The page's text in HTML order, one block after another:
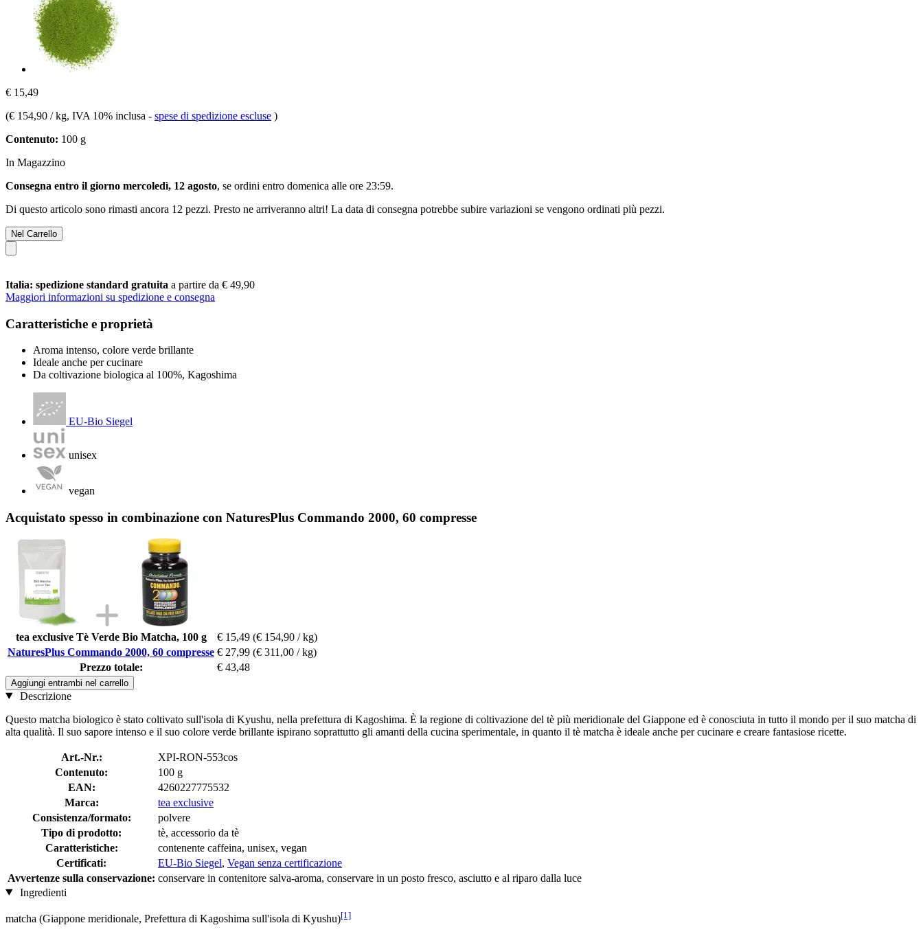
€ 15,49
(€ 154,90 / kg, IVA 10% inclusa - spese di spedizione escluse )
Contenuto: 100 g
In Magazzino
Consegna entro il giorno mercoledì, 12 agosto, se ordini entro domenica alle ore 23:59.
Di questo articolo sono rimasti ancora 12 pezzi. Presto ne arriveranno altri! La data di consegna potrebbe subire variazioni se vengono ordinati più pezzi.
Nel Carrello
Italia: spedizione standard gratuita a partire da € 49,90
Maggiori informazioni su spedizione e consegna
Caratteristiche e proprietà
Aroma intenso, colore verde brillante
Ideale anche per cucinare
Da coltivazione biologica al 100%, Kagoshima
EU-Bio Siegel
unisex
vegan
Acquistato spesso in combinazione con NaturesPlus Commando 2000, 60 compresse
tea exclusive Tè Verde Bio Matcha, 100 g € 15,49 (€ 154,90 / kg)
NaturesPlus Commando 2000, 60 compresse € 27,99 (€ 311,00 / kg)
Prezzo totale:
€ 43,48
Aggiungi entrambi nel carrello
Descrizione
Questo matcha biologico è stato coltivato sull'isola di Kyushu, nella prefettura di Kagoshima. È la regione di coltivazione del tè più meridionale del Giappone ed è conosciuta in tutto il mondo per il suo matcha di
alta qualità. Il suo sapore intenso e il suo colore verde brillante ispirano soprattutto gli amanti della cucina sperimentale, in quanto il tè matcha è ideale anche per cucinare e creare fantasiose ricette.
Art.-Nr.:
XPI-RON-553cos
Contenuto:
100 g
EAN:
4260227775532
Marca:
tea exclusive
Consistenza/formato:
polvere
Tipo di prodotto:
tè, accessorio da tè
Caratteristiche:
contenente caffeina, unisex, vegan
Certificati:
EU-Bio Siegel, Vegan senza certificazione
Avvertenze sulla conservazione: conservare in contenitore salva-aroma, conservare in un posto fresco, asciutto e al riparo dalla luce
Ingredienti
matcha (Giappone meridionale, Prefettura di Kagoshima sull'isola di Kyushu)[1]